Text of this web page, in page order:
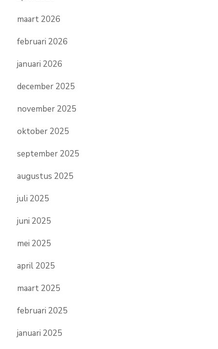
maart 2026
februari 2026
januari 2026
december 2025
november 2025
oktober 2025
september 2025
augustus 2025
juli 2025
juni 2025
mei 2025
april 2025
maart 2025
februari 2025
januari 2025